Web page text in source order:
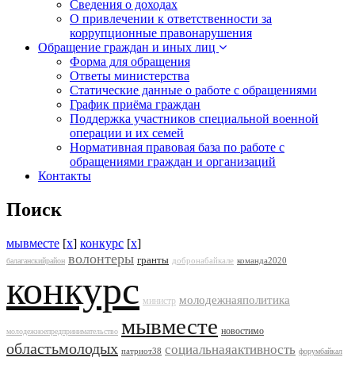
Сведения о доходах
О привлечении к ответственности за
коррупционные правонарушения
Обращение граждан и иных лиц
Форма для обращения
Ответы министерства
Статические данные о работе с обращениями
График приёма граждан
Поддержка участников специальной военной
операции и их семей
Нормативная правовая база по работе с
обращениями граждан и организаций
Контакты
Поиск
мывместе [x] конкурс [x]
балаганскийрайон волонтеры гранты добронабайкале команда2020
конкурс министр молодежнаяполитика
молодежноепредпринимательство мывместе новостимо
областьмолодых патриот38 социальнаяактивность форумбайкал